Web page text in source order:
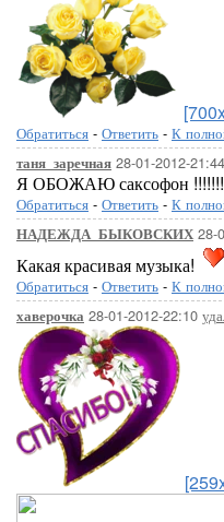
Обратиться - Ответить - К
таня_заречная 28-01-2012-21:44
Я ОБОЖАЮ саксофон
Обратиться - Ответить - К
НАДЕЖДА_БЫКОВСКИХ 28-
Какая красивая музыка!
Обратиться - Ответить - К
хаверочка 28-01-2012-22:10